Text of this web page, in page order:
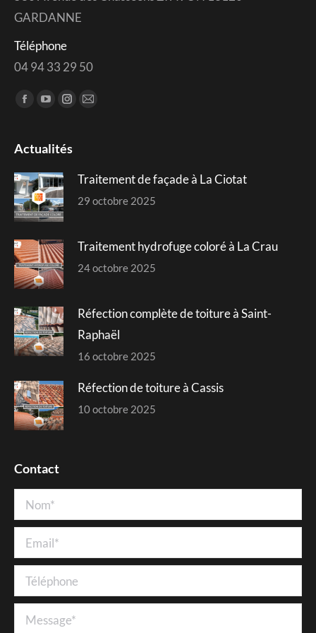
GARDANNE
Téléphone
04 94 33 29 50
Trouvez nous sur :
Facebook
opens
new
window
YouTube
opens
new
window
Instagram
opens
new
window
Mail
new
window
Actualités
Traitement de façade à La Ciotat
29 octobre 2025
Traitement hydrofuge coloré à La Crau
24 octobre 2025
Réfection complète de toiture à Saint-
Raphaël
16 octobre 2025
Réfection de toiture à Cassis
10 octobre 2025
Contact